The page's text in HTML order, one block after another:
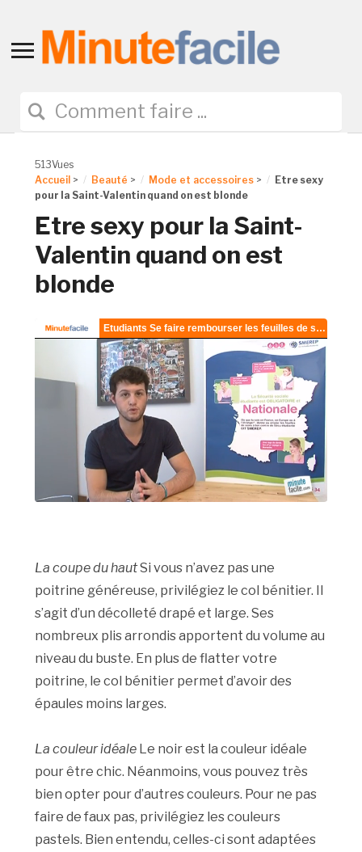
Toggle
navigation
513Vues
Accueil > Beauté > Mode et accessoires >
Etre sexy
pour la Saint-Valentin quand on est blonde
Etre sexy pour la Saint-
Valentin quand on est
blonde
La coupe du hautSi vous n’avez pas une
poitrine généreuse, privilégiez le col bénitier. Il
s’agit d’un décolleté drapé et large. Ses
nombreux plis arrondis apportent du volume au
niveau du buste. En plus de flatter votre
poitrine, le col bénitier permet d’avoir des
épaules moins larges.
La couleur idéale Le noir est la couleur idéale
pour être chic. Néanmoins, vous pouvez très
bien opter pour d’autres couleurs. Pour ne pas
faire de faux pas, privilégiez les couleurs
pastels. Bien entendu, celles-ci sont adaptées